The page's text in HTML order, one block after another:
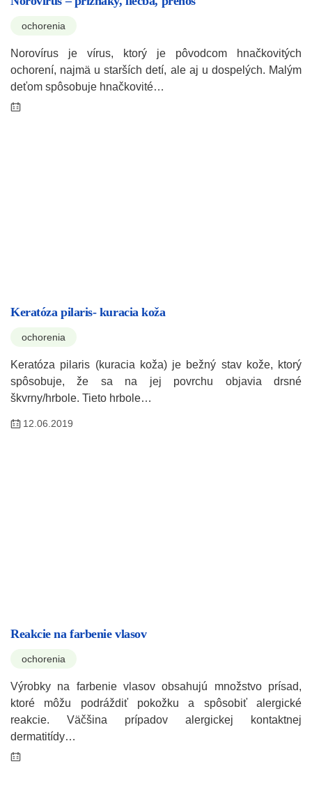
ochorenia
Norovírus je vírus, ktorý je pôvodcom hnačkovitých
ochorení, najmä u starších detí, ale aj u dospelých. Malým
deťom spôsobuje hnačkovité…
Keratóza pilaris- kuracia koža
ochorenia
Keratóza pilaris (kuracia koža) je bežný stav kože, ktorý
spôsobuje, že sa na jej povrchu objavia drsné
škvrny/hrbole. Tieto hrbole…
12.06.2019
Reakcie na farbenie vlasov
ochorenia
Výrobky na farbenie vlasov obsahujú množstvo prísad,
ktoré môžu podráždiť pokožku a spôsobiť alergické
reakcie. Väčšina prípadov alergickej kontaktnej
dermatitídy…